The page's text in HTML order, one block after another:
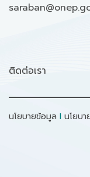
ติดต่อเรา
นโยบายข้อมูล I นโยบ